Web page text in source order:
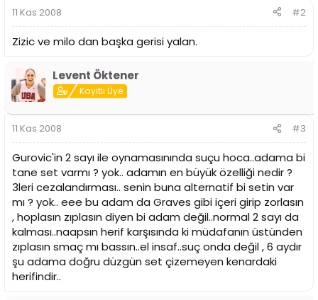
11 Kas 2008 #2
Zizic ve milo dan başka gerisi yalan.
Levent Öktener
Kayıtlı Üye
11 Kas 2008 #3
Gurovic'in 2 sayı ile oynamasınında suçu hoca..adama bi
tane set varmı ? yok.. adamın en büyük özelliği nedir ?
3leri cezalandırması.. senin buna alternatif bi setin var
mı ? yok.. eee bu adam da Graves gibi içeri girip zorlasın
, hoplasın zıplasın diyen bi adam değil..normal 2 sayı da
kalması..naapsın herif karşısında ki müdafanın üstünden
zıplasın smaç mı bassın..el insaf..suç onda değil , 6 aydır
şu adama doğru düzgün set çizemeyen kenardaki
herifindir..